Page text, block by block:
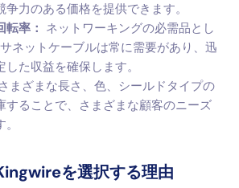
力のある価格を提供できます。
転率： ネットワーキングの必需品とし
ネットケーブルは常に需要があり、迅
た収益を確保します。
さまざまな長さ、色、シールドタイプの
することで、さまざまな顧客のニーズ
を選択する理由